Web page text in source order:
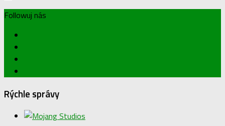
Followuj nás
Rýchle správy